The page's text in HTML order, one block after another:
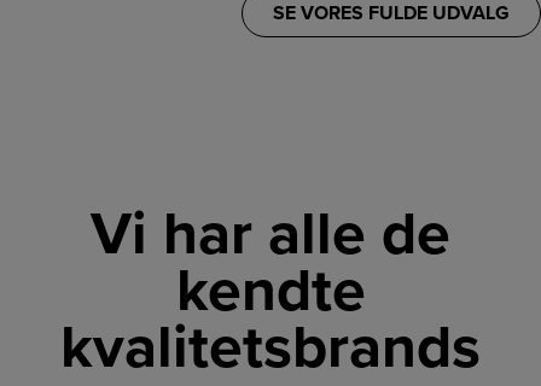
SE VORES FULDE UDVALG
Vi har alle de
kendte
kvalitetsbrands